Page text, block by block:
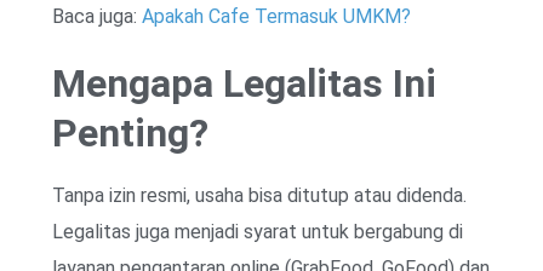
Baca juga: Apakah Cafe Termasuk UMKM?
Mengapa Legalitas Ini
Penting?
Tanpa izin resmi, usaha bisa ditutup atau didenda.
Legalitas juga menjadi syarat untuk bergabung di